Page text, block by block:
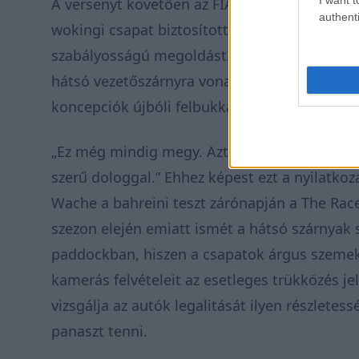
A versenyt követően az FIA és a McLaren
wokingi csapat biztosította a szövetséget,
szabályosságú megoldást. Az idei évre az
hátsó vezetőszárnyra vonatkozóan, amelyek
koncepciók újbóli felbukkanását.
„Ez még mindig megy. Azt hiszem, a Ferrari
szerű dologgal.” Ehhez képest ezt a
Wache a bahreini teszt zárónapján a The
szezon elején emiatt ismét a hátsó szárnyak
paddockban, hiszen a csapatok árgus
kamerás felvételeit az esetleges trükközés
vizsgálja az autók legalitását ilyen
panaszt tenni.